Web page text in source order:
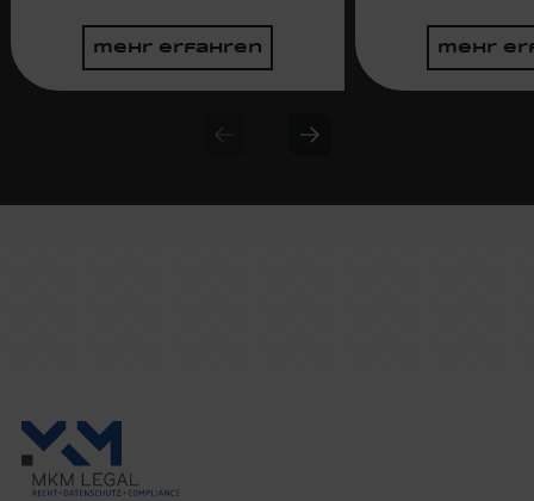
mehr erfahren mehr
Previous slide
Next slide